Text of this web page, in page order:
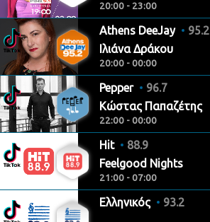
20:00 - 23:00
Athens DeeJay
95.2
Ιλιάνα Δράκου
20:00 - 00:00
Pepper
96.7
Κώστας Παπαζέτης
22:00 - 00:00
Hit
88.9
Feelgood Nights
21:00 - 07:00
Ελληνικός 93.2